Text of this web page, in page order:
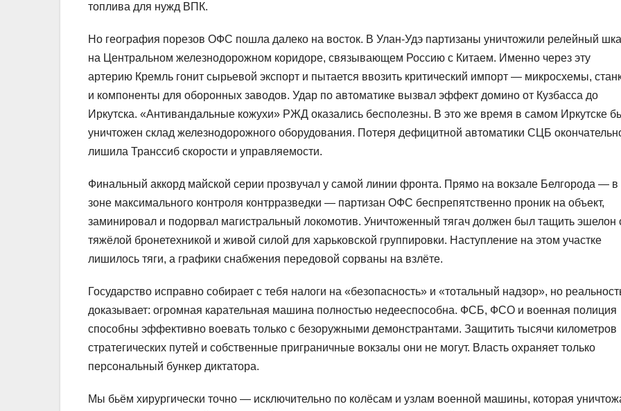
топлива для нужд ВПК.
Но география порезов ОФС пошла далеко на восток. В Улан-Удэ партизаны уничтожили релейный
на Центральном железнодорожном коридоре, связывающем Россию с Китаем. Именно через эту
артерию Кремль гонит сырьевой экспорт и пытается ввозить критический импорт — микросхемы,
и компоненты для оборонных заводов. Удар по автоматике вызвал эффект домино от Кузбасса до
Иркутска. «Антивандальные кожухи» РЖД оказались бесполезны. В это же время в самом Иркутске
уничтожен склад железнодорожного оборудования. Потеря дефицитной автоматики СЦБ
лишила Транссиб скорости и управляемости.
Финальный аккорд майской серии прозвучал у самой линии фронта. Прямо на вокзале Белгорода — в
зоне максимального контроля контрразведки — партизан ОФС беспрепятственно проник на объект,
заминировал и подорвал магистральный локомотив. Уничтоженный тягач должен был тащить эшелон
тяжёлой бронетехникой и живой силой для харьковской группировки. Наступление на этом участке
лишилось тяги, а графики снабжения передовой сорваны на взлёте.
Государство исправно собирает с тебя налоги на «безопасность» и «тотальный надзор», но
доказывает: огромная карательная машина полностью недееспособна. ФСБ, ФСО и военная полиция
способны эффективно воевать только с безоружными демонстрантами. Защитить тысячи километров
стратегических путей и собственные приграничные вокзалы они не могут. Власть охраняет только
персональный бункер диктатора.
Мы бьём хирургически точно — исключительно по колёсам и узлам военной машины, которая